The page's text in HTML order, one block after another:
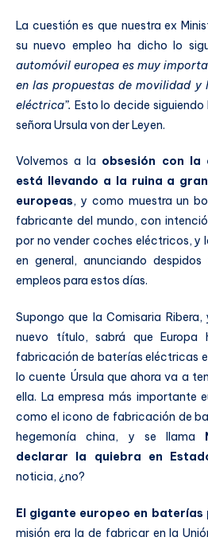
La cuestión es que nuestra ex
su nuevo empleo ha dicho lo
automóvil europea es muy
en las propuestas de movilidad y
eléctrica”. Esto lo decide siguiendo
señora Ursula von der Leyen.
Volvemos a la obsesión con la
está llevando a la ruina a
europeas, y como muestra un
fabricante del mundo, con
por no vender coches eléctricos, y
en general, anunciando
empleos para estos días.
Supongo que la Comisaria
nuevo título, sabrá que
fabricación de baterías eléctricas
lo cuente Úrsula que ahora va a
ella. La empresa más importante
como el icono de fabricación de
hegemonía china, y se llama
declarar la quiebra en
noticia, ¿no?
El gigante europeo en
misión era la de fabricar en la